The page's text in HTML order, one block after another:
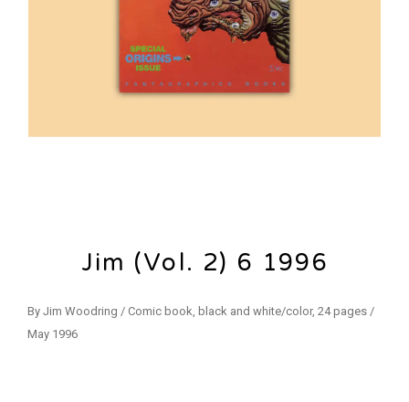
Jim (Vol. 2) 6 1996
By Jim Woodring / Comic book, black and white/color, 24 pages /
May 1996